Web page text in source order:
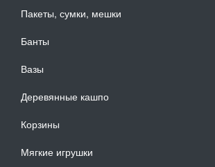
Пакеты, сумки, мешки
Банты
Вазы
Деревянные кашпо
Корзины
Мягкие игрушки